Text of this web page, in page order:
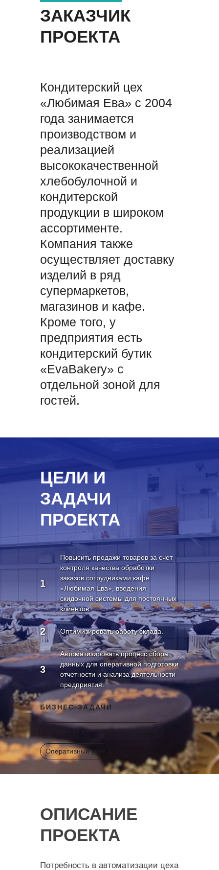
ЗАКАЗЧИК
ПРОЕКТА
Кондитерский цех
«Любимая Ева» с 2004
года занимается
производством и
реализацией
высококачественной
хлебобулочной и
кондитерской
продукции в широком
ассортименте.
Компания также
осуществляет доставку
изделий в ряд
супермаркетов,
магазинов и кафе.
Кроме того, у
предприятия есть
кондитерский бутик
«EvaBakery» с
отдельной зоной для
гостей.
ЦЕЛИ И
ЗАДАЧИ
ПРОЕКТА
1
Повысить продажи товаров за счет
контроля качества обработки
заказов сотрудниками кафе
«Любимая Ева», введения
скидочной системы для постоянных
клиентов.
2 Оптимизировать работу склада.
3
Автоматизировать процесс сбора
данных для оперативной подготовки
отчетности и анализа деятельности
предприятия.
БИЗНЕС-ЗАДАЧИ
Складской учет и логистика (WMS)
Оперативный учет
ОПИСАНИЕ
ПРОЕКТА
Потребность в автоматизации цеха